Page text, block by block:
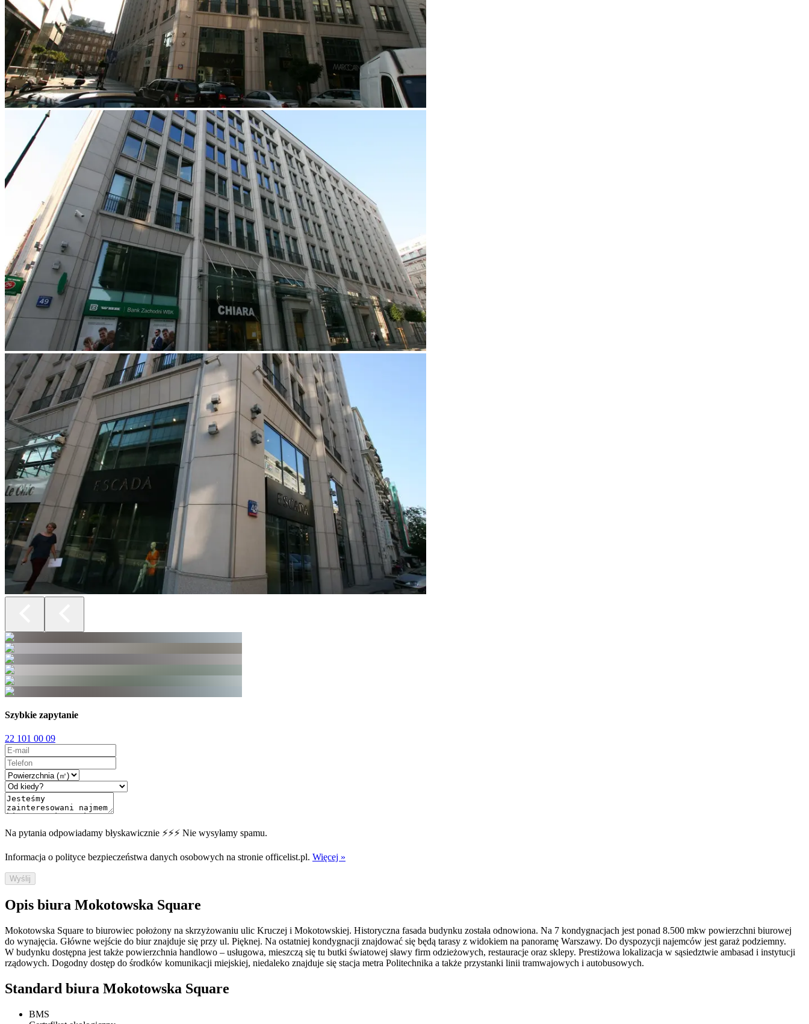
Szybkie zapytanie
22 101 00 09
Na pytania odpowiadamy błyskawicznie ⚡⚡⚡ Nie wysyłamy spamu.
Informacja o polityce bezpieczeństwa danych osobowych na stronie officelist.pl. Więcej »
Wyślij
Opis biura Mokotowska Square
Mokotowska Square to biurowiec położony na skrzyżowaniu ulic Kruczej i Mokotowskiej. Historyczna fasada budynku została odnowiona. Na 7 kondygnacjach jest ponad 8.500 mkw powierzchni biurowej
do wynajęcia. Główne wejście do biur znajduje się przy ul. Pięknej. Na ostatniej kondygnacji znajdować się będą tarasy z widokiem na panoramę Warszawy. Do dyspozycji najemców jest garaż podziemny.
W budynku dostępna jest także powierzchnia handlowo – usługowa, mieszczą się tu butki światowej sławy firm odzieżowych, restauracje oraz sklepy. Prestiżowa lokalizacja w sąsiedztwie ambasad i instytucji
rządowych. Dogodny dostęp do środków komunikacji miejskiej, niedaleko znajduje się stacja metra Politechnika a także przystanki linii tramwajowych i autobusowych.
Standard biura Mokotowska Square
BMS